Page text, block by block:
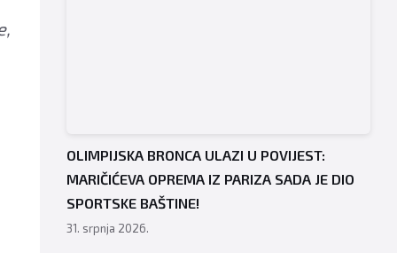
OLIMPIJSKA BRONCA ULAZI U POVIJEST:
MARIČIĆEVA OPREMA IZ PARIZA SADA JE DIO
SPORTSKE BAŠTINE!
31. srpnja 2026.